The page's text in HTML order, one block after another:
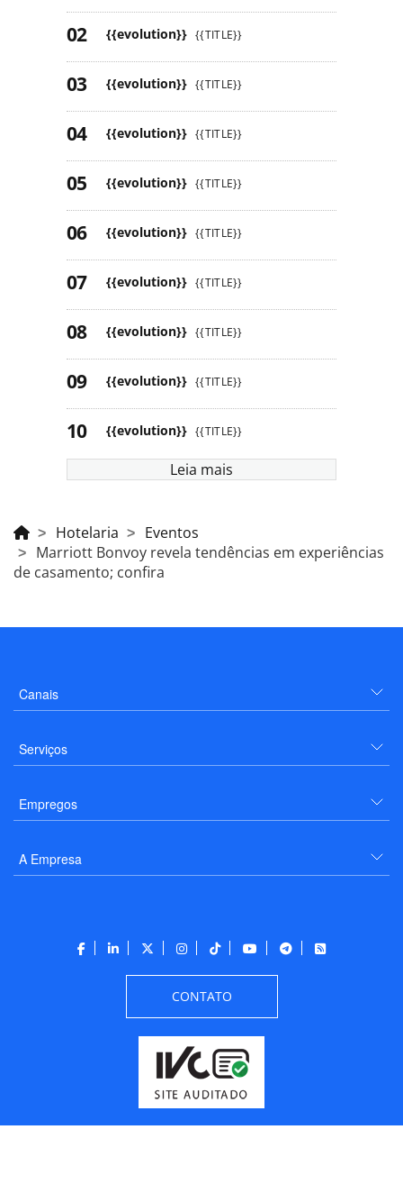
{{evolution}} {{TITLE}}
{{evolution}} {{TITLE}}
{{evolution}} {{TITLE}}
{{evolution}} {{TITLE}}
{{evolution}} {{TITLE}}
{{evolution}} {{TITLE}}
{{evolution}} {{TITLE}}
{{evolution}} {{TITLE}}
{{evolution}} {{TITLE}}
Leia mais
Hotelaria
Eventos
Marriott Bonvoy revela tendências em experiências
de casamento; confira
Canais
Serviços
Empregos
A Empresa
CONTATO